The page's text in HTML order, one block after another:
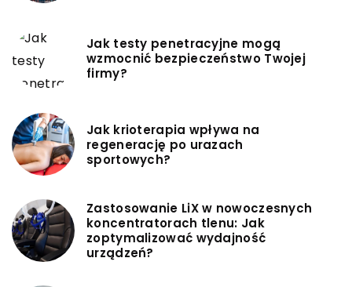
Jak testy penetracyjne mogą
wzmocnić bezpieczeństwo Twojej
firmy?
Jak krioterapia wpływa na
regenerację po urazach
sportowych?
Zastosowanie LiX w nowoczesnych
koncentratorach tlenu: Jak
zoptymalizować wydajność
urządzeń?